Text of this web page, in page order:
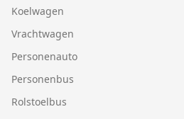
Koelwagen
Vrachtwagen
Personenauto
Personenbus
Rolstoelbus